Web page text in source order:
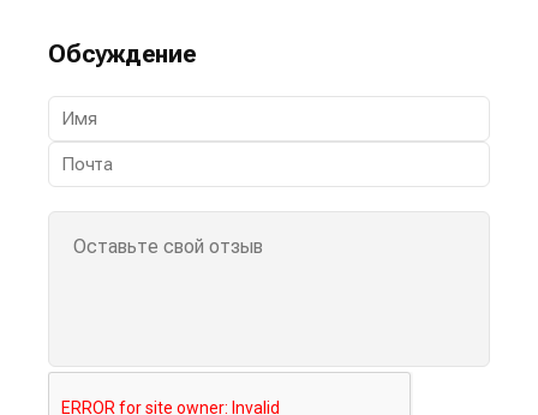
Обсуждение